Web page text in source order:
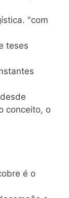
"com
teses
conceito, o
é o